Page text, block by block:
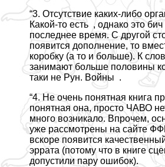
“3. Отсутствие каких-либо
Какой-то есть , однако это
последнее время. С другой
появится дополнение, то
коробку (а то и больше). К
занимают больше половины
таки не Рун. Войны .
“4. Не очень понятная книга
понятная она, просто ЧАВО
много возникало. Впрочем,
уже рассмотрены на сайте
вскоре появится
эррата (потому что в книге
допустили пару ошибок).